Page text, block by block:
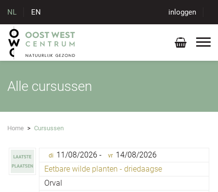
NL EN inloggen
Alle cursussen
Home > Cursussen
di 11/08/2026 - vr 14/08/2026
Eetbare wilde planten - driedaagse
Orval